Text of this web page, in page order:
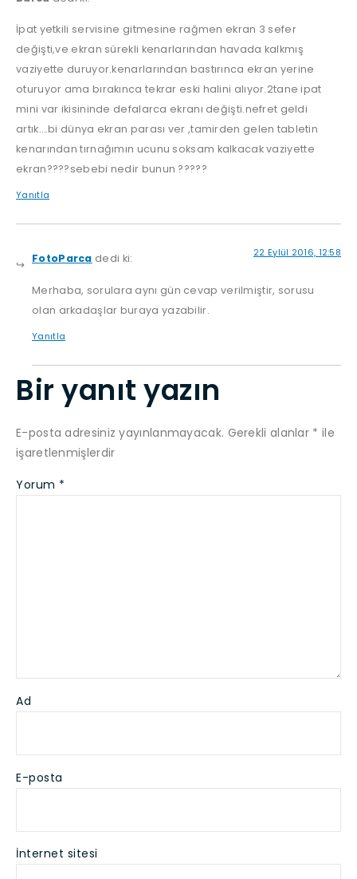
İpat yetkili servisine gitmesine rağmen ekran 3 sefer
değişti,ve ekran sürekli kenarlarından havada kalkmış
vaziyette duruyor.kenarlarından bastırınca ekran yerine
oturuyor ama bırakınca tekrar eski halini alıyor.2tane ipat
mini var ikisininde defalarca ekranı değişti.nefret geldi
artık….bi dünya ekran parası ver ,tamirden gelen tabletin
kenarından tırnağımın ucunu soksam kalkacak vaziyette
ekran????sebebi nedir bunun ?????
Yanıtla
FotoParca dedi ki: 22 Eylül 2016, 12:58
Merhaba, sorulara aynı gün cevap verilmiştir, sorusu
olan arkadaşlar buraya yazabilir.
Yanıtla
Bir yanıt yazın
E-posta adresiniz yayınlanmayacak. Gerekli alanlar * ile
işaretlenmişlerdir
Yorum *
Ad
E-posta
İnternet sitesi